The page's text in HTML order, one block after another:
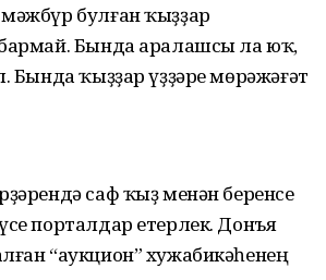
булған ҡыҙҙар
Бында аралашсы ла юҡ,
Бында ҡыҙҙар үҙҙәре мөрәжәғәт
саф ҡыҙ менән беренсе
порталдар етерлек. Донъя
“аукцион” хужабикәһенең